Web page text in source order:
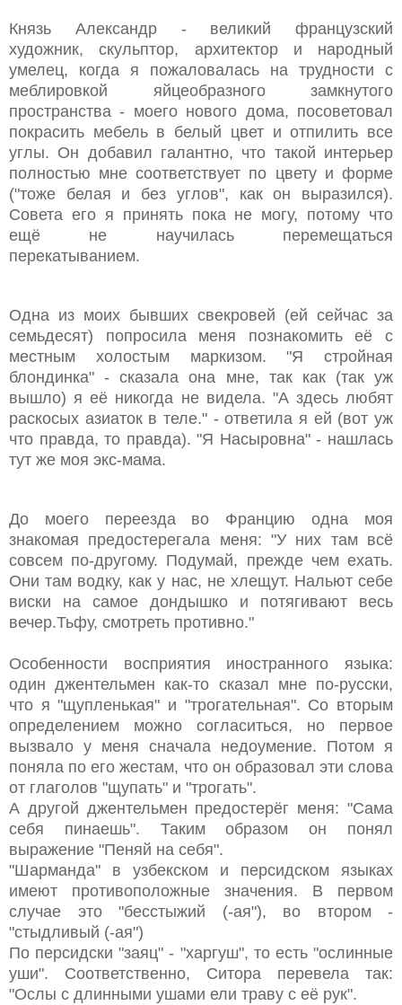
Князь Александр - великий французский
художник, скульптор, архитектор и народный
умелец, когда я пожаловалась на трудности с
меблировкой яйцеобразного замкнутого
пространства - моего нового дома, посоветовал
покрасить мебель в белый цвет и отпилить все
углы. Он добавил галантно, что такой интерьер
полностью мне соответствует по цвету и форме
("тоже белая и без углов", как он выразился).
Совета его я принять пока не могу, потому что
ещё не научилась перемещаться
перекатыванием.
Одна из моих бывших свекровей (ей сейчас за
семьдесят) попросила меня познакомить её с
местным холостым маркизом. "Я стройная
блондинка" - сказала она мне, так как (так уж
вышло) я её никогда не видела. "А здесь любят
раскосых азиаток в теле." - ответила я ей (вот уж
что правда, то правда). "Я Насыровна" - нашлась
тут же моя экс-мама.
До моего переезда во Францию одна моя
знакомая предостерегала меня: "У них там всё
совсем по-другому. Подумай, прежде чем ехать.
Они там водку, как у нас, не хлещут. Нальют себе
виски на самое дондышко и потягивают весь
вечер.Тьфу, смотреть противно."
Особенности восприятия иностранного языка:
один джентельмен как-то сказал мне по-русски,
что я "щупленькая" и "трогательная". Со вторым
определением можно согласиться, но первое
вызвало у меня сначала недоумение. Потом я
поняла по его жестам, что он образовал эти слова
от глаголов "щупать" и "трогать".
А другой джентельмен предостерёг меня: "Сама
себя пинаешь". Таким образом он понял
выражение "Пеняй на себя".
"Шарманда" в узбекском и персидском языках
имеют противоположные значения. В первом
случае это "бесстыжий (-ая"), во втором -
"стыдливый (-ая")
По персидски "заяц" - "харгуш", то есть "ослинные
уши". Соответственно, Ситора перевела так:
"Ослы с длинными ушами ели траву с её рук".